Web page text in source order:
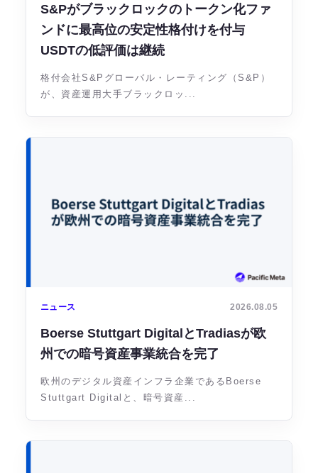
S&Pがブラックロックのトークン化ファ
ンドに最高位の安定性格付けを付与
USDTの低評価は継続
格付会社S&Pグローバル・レーティング（S&P）
が、資産運用大手ブラックロッ...
ニュース 2026.08.05
Boerse Stuttgart DigitalとTradiasが欧
州での暗号資産事業統合を完了
欧州のデジタル資産インフラ企業であるBoerse
Stuttgart Digitalと、暗号資産...